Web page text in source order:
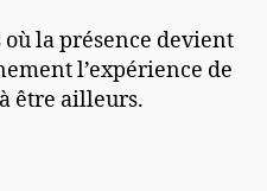
la présence devient
l’expérience de
être ailleurs.